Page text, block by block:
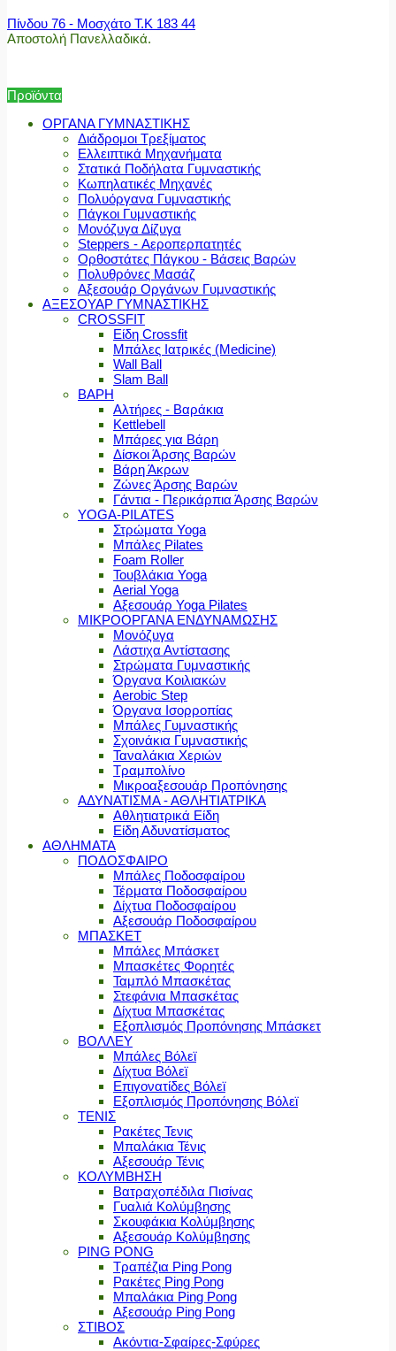
Πίνδου 76 - Μοσχάτο Τ.Κ 183 44
Αποστολή Πανελλαδικά.
Προϊόντα
ΟΡΓΑΝΑ ΓΥΜΝΑΣΤΙΚΗΣ
Διάδρομοι Τρεξίματος
Ελλειπτικά Μηχανήματα
Στατικά Ποδήλατα Γυμναστικής
Κωπηλατικές Μηχανές
Πολυόργανα Γυμναστικής
Πάγκοι Γυμναστικής
Μονόζυγα Δίζυγα
Steppers - Αεροπερπατητές
Ορθοστάτες Πάγκου - Βάσεις Βαρών
Πολυθρόνες Μασάζ
Αξεσουάρ Οργάνων Γυμναστικής
ΑΞΕΣΟΥΑΡ ΓΥΜΝΑΣΤΙΚΗΣ
CROSSFIT
Είδη Crossfit
Μπάλες Ιατρικές (Medicine)
Wall Ball
Slam Ball
ΒΑΡΗ
Αλτήρες - Βαράκια
Kettlebell
Μπάρες για Βάρη
Δίσκοι Άρσης Βαρών
Βάρη Άκρων
Ζώνες Άρσης Βαρών
Γάντια - Περικάρπια Άρσης Βαρών
YOGA-PILATES
Στρώματα Yoga
Μπάλες Pilates
Foam Roller
Τουβλάκια Yoga
Aerial Yoga
Αξεσουάρ Yoga Pilates
ΜΙΚΡΟΟΡΓΑΝΑ ΕΝΔΥΝΑΜΩΣΗΣ
Μονόζυγα
Λάστιχα Αντίστασης
Στρώματα Γυμναστικής
Όργανα Κοιλιακών
Aerobic Step
Όργανα Ισορροπίας
Μπάλες Γυμναστικής
Σχοινάκια Γυμναστικής
Ταναλάκια Χεριών
Τραμπολίνο
Μικροαξεσουάρ Προπόνησης
ΑΔΥΝΑΤΙΣΜΑ - ΑΘΛΗΤΙΑΤΡΙΚΑ
Αθλητιατρικά Είδη
Είδη Αδυνατίσματος
ΑΘΛΗΜΑΤΑ
ΠΟΔΟΣΦΑΙΡΟ
Μπάλες Ποδοσφαίρου
Τέρματα Ποδοσφαίρου
Δίχτυα Ποδοσφαίρου
Αξεσουάρ Ποδοσφαίρου
ΜΠΑΣΚΕΤ
Μπάλες Μπάσκετ
Μπασκέτες Φορητές
Ταμπλό Μπασκέτας
Στεφάνια Μπασκέτας
Δίχτυα Μπασκέτας
Εξοπλισμός Προπόνησης Μπάσκετ
ΒΟΛΛΕΥ
Μπάλες Βόλεϊ
Δίχτυα Βόλεϊ
Επιγονατίδες Βόλεϊ
Εξοπλισμός Προπόνησης Βόλεϊ
ΤΕΝΙΣ
Ρακέτες Τενις
Μπαλάκια Τένις
Αξεσουάρ Τένις
ΚΟΛΥΜΒΗΣΗ
Βατραχοπέδιλα Πισίνας
Γυαλιά Κολύμβησης
Σκουφάκια Κολύμβησης
Αξεσουάρ Κολύμβησης
PING PONG
Τραπέζια Ping Pong
Ρακέτες Ping Pong
Μπαλάκια Ping Pong
Αξεσουάρ Ping Pong
ΣΤΙΒΟΣ
Ακόντια-Σφαίρες-Σφύρες